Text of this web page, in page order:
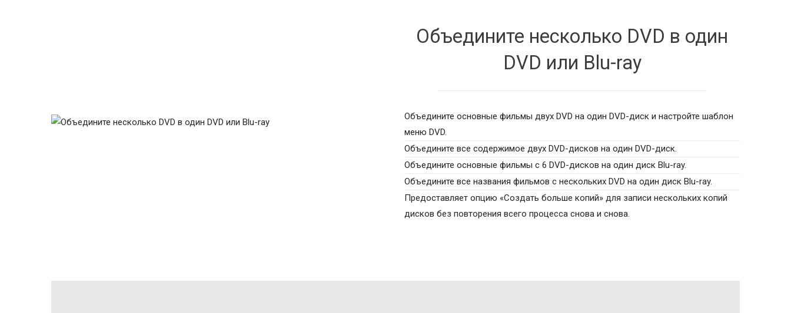
Объедините несколько DVD в один
DVD или Blu-ray
Объедините основные фильмы двух DVD на один DVD-диск и настройте шаблон
меню DVD.
Объедините все содержимое двух DVD-дисков на один DVD-диск.
Объедините основные фильмы с 6 DVD-дисков на один диск Blu-ray.
Объедините все названия фильмов с нескольких DVD на один диск Blu-ray.
Предоставляет опцию «Создать больше копий» для записи нескольких копий
дисков без повторения всего процесса снова и снова.